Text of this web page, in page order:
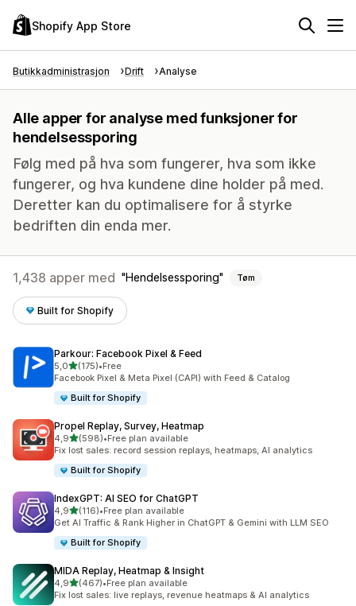
Shopify App Store
Butikkadministrasjon Drift Analyse
Alle apper for analyse med funksjoner for
hendelsessporing
Følg med på hva som fungerer, hva som ikke
fungerer, og hva kundene dine holder på med.
Deretter kan du optimalisere for å styrke
bedriften din enda mer.
1,438 apper med Hendelsessporing Tøm
Built for Shopify
Parkour: Facebook Pixel & Feed
5,0av 5 stjerner
(175)
Totalt 175 omtaler
•Free
Facebook Pixel & Meta Pixel (CAPI) with Feed & Catalog
Built for Shopify
Propel Replay, Survey, Heatmap
4,9av 5 stjerner
(598)
Totalt 598 omtaler
•Free plan available
Fix lost sales: record session replays, heatmaps, AI analytics
Built for Shopify
IndexGPT: AI SEO for ChatGPT
4,9av 5 stjerner
(116)
Totalt 116 omtaler
•Free plan available
Get AI Traffic & Rank Higher in ChatGPT & Gemini with LLM SEO
Built for Shopify
MIDA Replay, Heatmap & Insight
4,9av 5 stjerner
(467)
Totalt 467 omtaler
•Free plan available
Fix lost sales: live replays, revenue heatmaps & AI analytics